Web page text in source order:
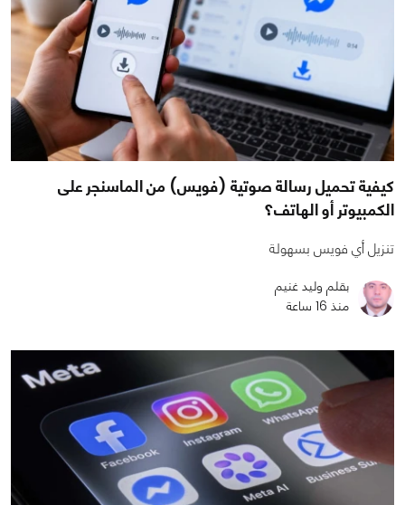
كيفية تحميل رسالة صوتية (فويس) من الماسنجر على
الكمبيوتر أو الهاتف؟
تنزيل أي فويس بسهولة
بقلم وليد غنيم
منذ 16 ساعة